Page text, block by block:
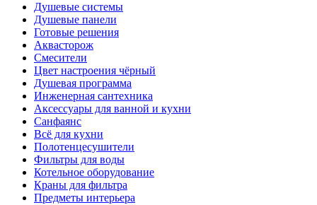
Душевые системы
Душевые панели
Готовые решения
Аквасторож
Смесители
Цвет настроения чёрный
Душевая программа
Инженерная сантехника
Аксессуары для ванной и кухни
Санфаянс
Всё для кухни
Полотенцесушители
Фильтры для воды
Котельное оборудование
Краны для фильтра
Предметы интерьера